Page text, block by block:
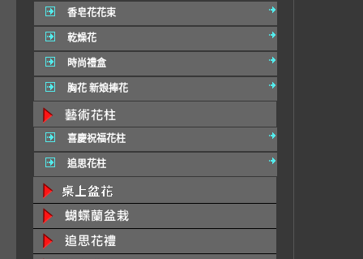
香皂花花束
乾燥花
時尚禮盒
胸花 新娘捧花
喜慶祝福花柱
追思花柱